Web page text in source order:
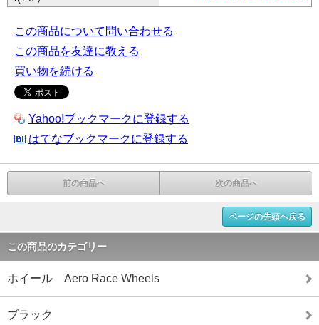
この商品について問い合わせる
この商品を友達に教える
買い物を続ける
Yahoo!ブックマークに登録する
はてなブックマークに登録する
前の商品へ 次の商品へ
ページの先頭へ戻る
この商品のカテゴリー
ホイール Aero Race Wheels
ブラック